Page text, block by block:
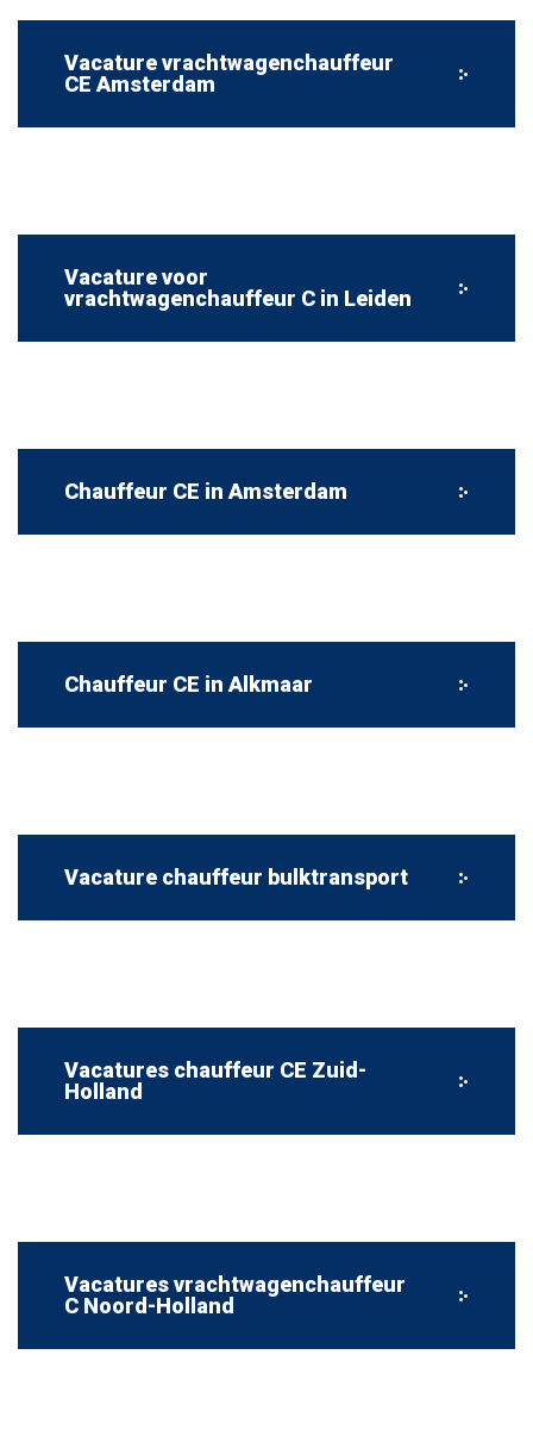
Vacature vrachtwagenchauffeur
CE Amsterdam
Vacature voor
vrachtwagenchauffeur C in Leiden
Chauffeur CE in Amsterdam
Chauffeur CE in Alkmaar
Vacature chauffeur bulktransport
Vacatures chauffeur CE Zuid-
Holland
Vacatures vrachtwagenchauffeur
C Noord-Holland